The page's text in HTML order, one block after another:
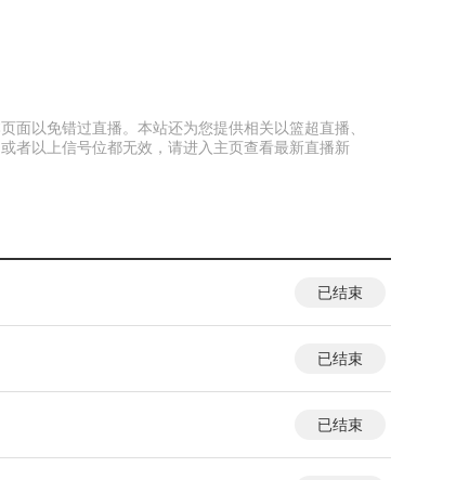
面以免错过直播。本站还为您提供相关以篮超直播、
者以上信号位都无效，请进入主页查看最新直播新
已结束
已结束
已结束